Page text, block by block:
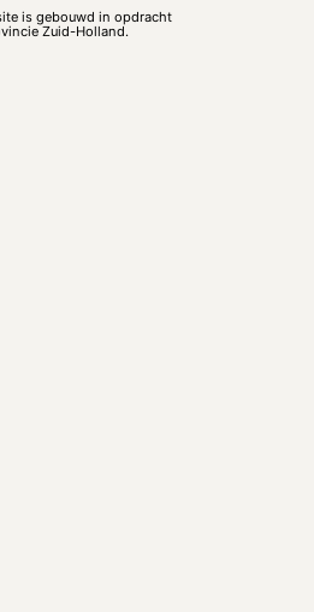
is gebouwd in opdracht
Zuid-Holland.